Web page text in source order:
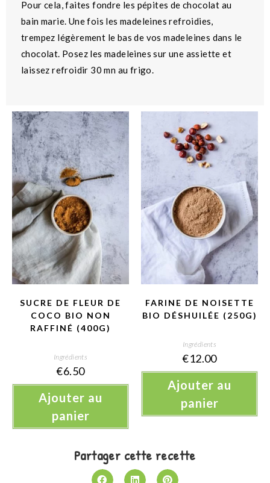
Pour cela, faites fondre les pépites de chocolat au
bain marie. Une fois les madeleines refroidies,
trempez légèrement le bas de vos madeleines dans le
chocolat. Posez les madeleines sur une assiette et
laissez refroidir 30 mn au frigo.
SUCRE DE FLEUR DE
COCO BIO NON
RAFFINÉ (400G)
Ingrédients
€6.50
Ajouter au
panier
FARINE DE NOISETTE
BIO DÉSHUILÉE (250G)
Ingrédients
€12.00
Ajouter au
panier
Partager cette recette